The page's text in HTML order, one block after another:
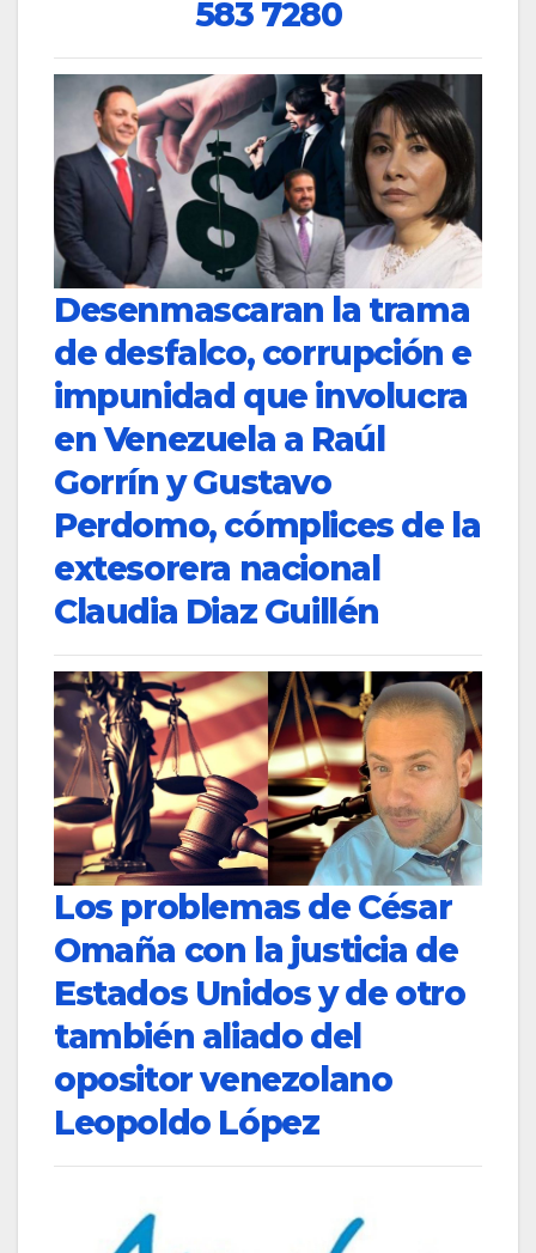
583 7280
Desenmascaran la trama
de desfalco, corrupción e
impunidad que involucra
en Venezuela a Raúl
Gorrín y Gustavo
Perdomo, cómplices de la
extesorera nacional
Claudia Diaz Guillén
Los problemas de César
Omaña con la justicia de
Estados Unidos y de otro
también aliado del
opositor venezolano
Leopoldo López